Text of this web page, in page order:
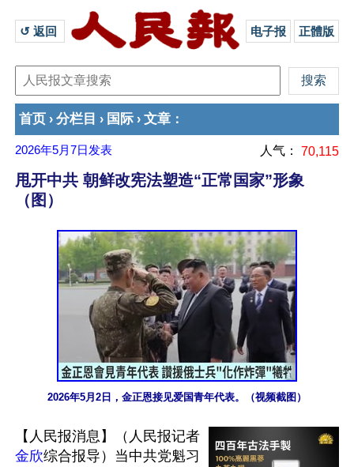
↺ 返回 电子报 正體版
首页 › 分栏目 › 国际 › 文章 ：
2026年5月7日 发表 人气： 70,115
甩开中共 朝鲜改宪法塑造“正常国家”形象
（图）
2026年5月2日，金正恩接见爱国青年代表。（视频截图）
【人民报消息】（人民报记者
金欣综合报导）当中共党魁习